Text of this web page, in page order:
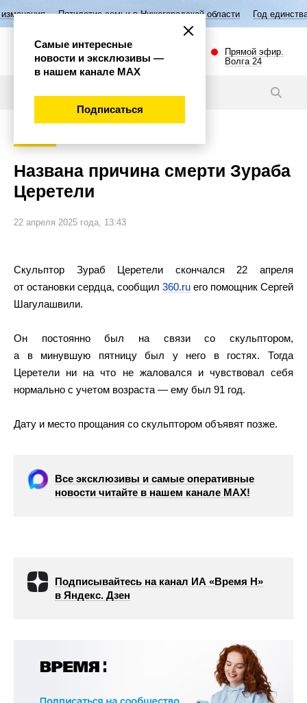
семьи в Нижегородской области Год единства народов России
Прямой эфир.
Волга 24
Названа причина смерти Зураба
Церетели
22 апреля 2025 года, 13:43
Скульптор Зураб Церетели скончался 22 апреля
от остановки сердца, сообщил 360.ru его помощник Сергей
Шагулашвили.
Он постоянно был на связи со скульптором,
а в минувшую пятницу был у него в гостях. Тогда
Церетели ни на что не жаловался и чувствовал себя
нормально с учетом возраста — ему был 91 год.
Дату и место прощания со скульптором объявят позже.
Все эксклюзивы и самые оперативные
новости читайте в нашем канале МАХ!
Подписывайтесь на канал ИА «Время Н»
в Яндекс. Дзен
Самые интересные
новости и эксклюзивы —
в нашем канале МАХ
Подписаться